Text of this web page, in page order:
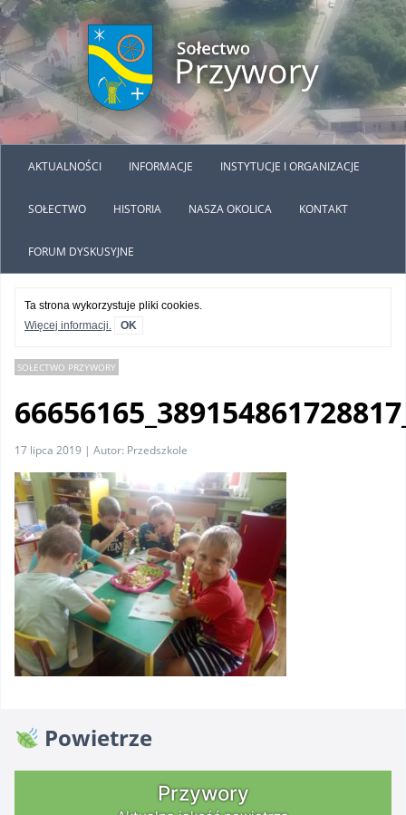
AKTUALNOŚCI INFORMACJE INSTYTUCJE I ORGANIZACJE
SOŁECTWO HISTORIA NASZA OKOLICA KONTAKT
FORUM DYSKUSYJNE
Ta strona wykorzystuje pliki cookies.
Więcej informacji.
OK
SOŁECTWO PRZYWORY
17 lipca 2019 | Autor: Przedszkole
Powietrze